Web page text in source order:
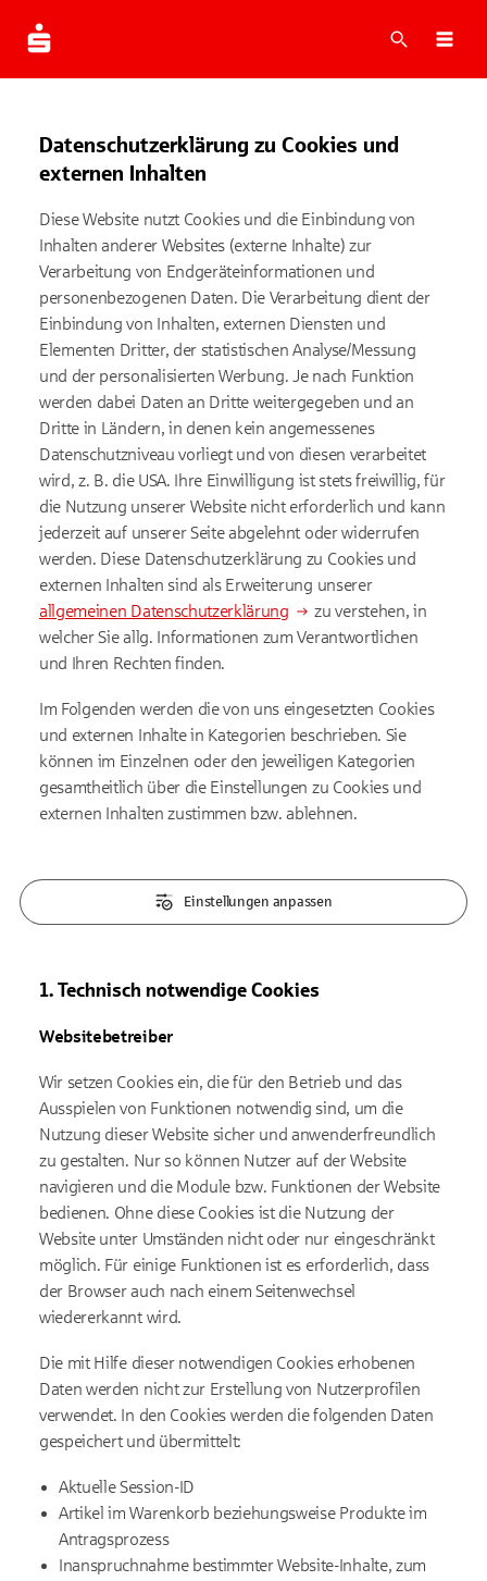
Suche
Datenschutzerklärung zu Cookies und
externen Inhalten
Diese Website nutzt Cookies und die Einbindung von
Inhalten anderer Websites (externe Inhalte) zur
Verarbeitung von Endgeräteinformationen und
personenbezogenen Daten. Die Verarbeitung dient der
Einbindung von Inhalten, externen Diensten und
Elementen Dritter, der statistischen Analyse/Messung
und der personalisierten Werbung. Je nach Funktion
werden dabei Daten an Dritte weitergegeben und an
Dritte in Ländern, in denen kein angemessenes
Datenschutzniveau vorliegt und von diesen verarbeitet
wird, z. B. die USA. Ihre Einwilligung ist stets freiwillig, für
die Nutzung unserer Website nicht erforderlich und kann
jederzeit auf unserer Seite abgelehnt oder widerrufen
werden. Diese Datenschutzerklärung zu Cookies und
externen Inhalten sind als Erweiterung unserer
allgemeinen Datenschutzerklärung
zu verstehen, in
welcher Sie allg. Informationen zum Verantwortlichen
und Ihren Rechten finden.
Im Folgenden werden die von uns eingesetzten Cookies
und externen Inhalte in Kategorien beschrieben. Sie
können im Einzelnen oder den jeweiligen Kategorien
gesamtheitlich über die Einstellungen zu Cookies und
externen Inhalten zustimmen bzw. ablehnen.
Einstellungen anpassen
1. Technisch notwendige Cookies
Websitebetreiber
Wir setzen Cookies ein, die für den Betrieb und das
Ausspielen von Funktionen notwendig sind, um die
Nutzung dieser Website sicher und anwenderfreundlich
zu gestalten. Nur so können Nutzer auf der Website
navigieren und die Module bzw. Funktionen der Website
bedienen. Ohne diese Cookies ist die Nutzung der
Website unter Umständen nicht oder nur eingeschränkt
möglich. Für einige Funktionen ist es erforderlich, dass
der Browser auch nach einem Seitenwechsel
wiedererkannt wird.
Die mit Hilfe dieser notwendigen Cookies erhobenen
Daten werden nicht zur Erstellung von Nutzerprofilen
verwendet. In den Cookies werden die folgenden Daten
gespeichert und übermittelt:
Aktuelle Session-ID
Artikel im Warenkorb beziehungsweise Produkte im
Antragsprozess
Inanspruchnahme bestimmter Website-Inhalte, zum